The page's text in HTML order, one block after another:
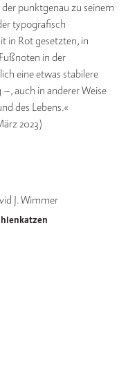
punktgenau zu seinem
typografisch
in Rot gesetzten, in
in der
eine etwas stabilere
auch in anderer Weise
des Lebens.«
2023)
J. Wimmer